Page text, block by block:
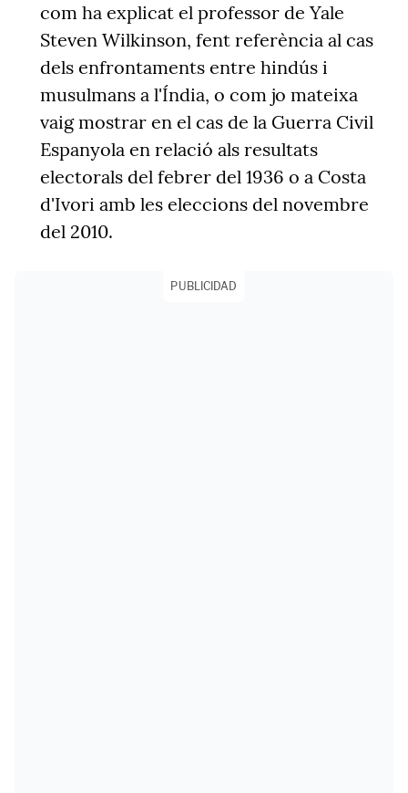
com ha explicat el professor de Yale
Steven Wilkinson, fent referència al cas
dels enfrontaments entre hindús i
musulmans a l'Índia, o com jo mateixa
vaig mostrar en el cas de la Guerra Civil
Espanyola en relació als resultats
electorals del febrer del 1936 o a Costa
d'Ivori amb les eleccions del novembre
del 2010.
PUBLICIDAD